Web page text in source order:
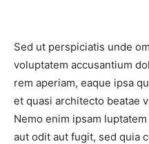
Sed ut perspiciatis unde
voluptatem accusantium
rem aperiam, eaque ipsa
et quasi architecto beatae
Nemo enim ipsam
aut odit aut fugit, sed quia